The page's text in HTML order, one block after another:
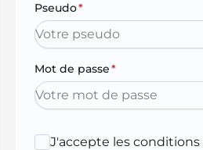
Pseudo*
Mot de passe*
J'accepte les conditions